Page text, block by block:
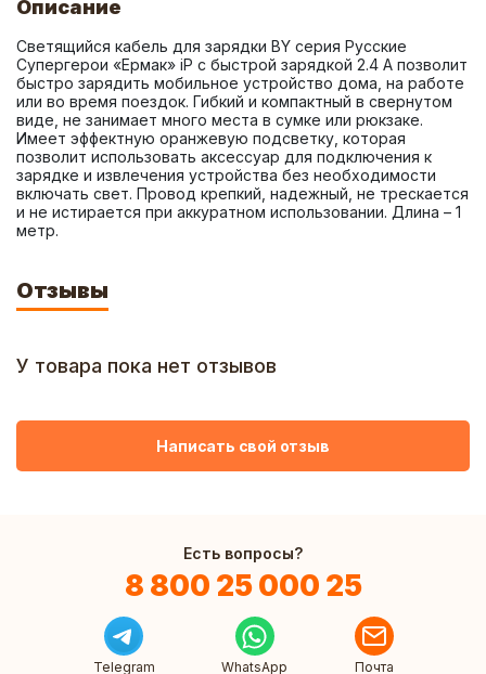
Описание
Светящийся кабель для зарядки BY серия Русские
Супергерои «Ермак» iP с быстрой зарядкой 2.4 А позволит
быстро зарядить мобильное устройство дома, на работе
или во время поездок. Гибкий и компактный в свернутом
виде, не занимает много места в сумке или рюкзаке.
Имеет эффектную оранжевую подсветку, которая
позволит использовать аксессуар для подключения к
зарядке и извлечения устройства без необходимости
включать свет. Провод крепкий, надежный, не трескается
и не истирается при аккуратном использовании. Длина – 1
метр.
Отзывы
У товара пока нет отзывов
Написать свой отзыв
Есть вопросы?
8 800 25 000 25
Telegram WhatsApp Почта